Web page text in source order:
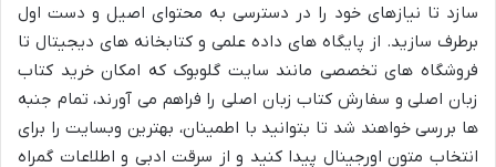
سازد تا نیازهای خود را در دسترسی به محتوای اصیل و دست اول
برطرف سازید. از پایگاه های داده علمی و کتابخانه های دیجیتال تا
فروشگاه های تخصصی مانند سایت گلوبوک که امکان خرید کتاب
زبان اصلی و سفارش کتاب زبان اصلی را فراهم می آورند، تمام جنبه
ها بررسی خواهند شد تا بتوانید با اطمینان، بهترین وبسایت را برای
انتخاب متون اورجینال پیدا کنید و از سرقت ادبی و اطلاعات گمراه